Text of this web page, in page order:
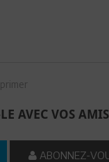
AVEC VOS
ABONNEZ-